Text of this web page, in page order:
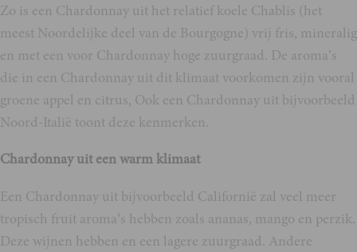
Zo is een Chardonnay uit het relatief koele Chablis (het
meest Noordelijke deel van de Bourgogne) vrij fris, mineralig
en met een voor Chardonnay hoge zuurgraad. De aroma’s
die in een Chardonnay uit dit klimaat voorkomen zijn vooral
groene appel en citrus, Ook een Chardonnay uit bijvoorbeeld
Noord-Italië toont deze kenmerken.
Chardonnay uit een warm klimaat
Een Chardonnay uit bijvoorbeeld Californië zal veel meer
tropisch fruit aroma’s hebben zoals ananas, mango en perzik.
Deze wijnen hebben en een lagere zuurgraad. Andere